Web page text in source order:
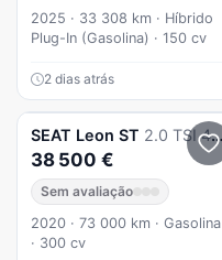
2025 · 33 308 km · Híbrido
Plug-In (Gasolina) · 150 cv
2 dias atrás
SEAT Leon ST 2.0 TSI 4Drive OPF DSG Cupra R
38 500 €
Sem avaliação
2020 · 73 000 km · Gasolina
· 300 cv